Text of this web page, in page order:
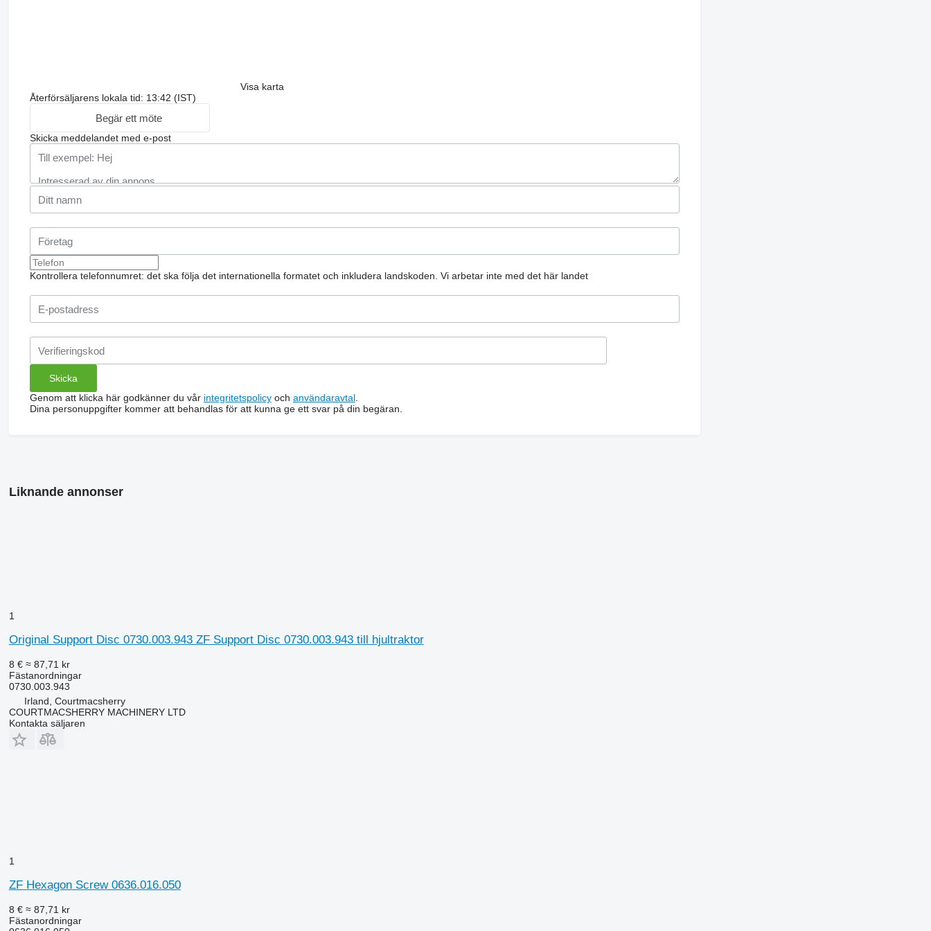
Visa karta
Återförsäljarens lokala tid: 13:42 (IST)
Begär ett möte
Skicka meddelandet med e-post
Kontrollera telefonnumret: det ska följa det internationella formatet och inkludera landskoden. Vi arbetar inte med det här landet
Genom att klicka här godkänner du vår integritetspolicyoch användaravtal.
Dina personuppgifter kommer att behandlas för att kunna ge ett svar på din begäran.
Liknande annonser
1
Original Support Disc 0730.003.943 ZF Support Disc 0730.003.943 till hjultraktor
8 € ≈ 87,71 kr
Fästanordningar
0730.003.943
Irland, Courtmacsherry
COURTMACSHERRY MACHINERY LTD
Kontakta säljaren
1
ZF Hexagon Screw 0636.016.050
8 € ≈ 87,71 kr
Fästanordningar